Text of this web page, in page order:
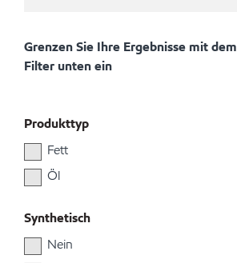
Grenzen Sie Ihre Ergebnisse mit dem
Filter unten ein
Produkttyp
Fett
Öl
Synthetisch
Nein